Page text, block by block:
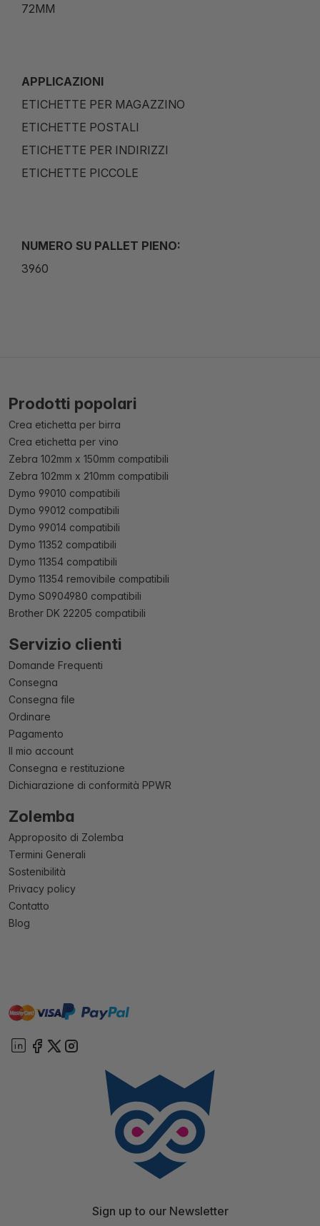
72MM
APPLICAZIONI
ETICHETTE PER MAGAZZINO
ETICHETTE POSTALI
ETICHETTE PER INDIRIZZI
ETICHETTE PICCOLE
NUMERO SU PALLET PIENO:
3960
Prodotti popolari
Crea etichetta per birra
Crea etichetta per vino
Zebra 102mm x 150mm compatibili
Zebra 102mm x 210mm compatibili
Dymo 99010 compatibili
Dymo 99012 compatibili
Dymo 99014 compatibili
Dymo 11352 compatibili
Dymo 11354 compatibili
Dymo 11354 removibile compatibili
Dymo S0904980 compatibili
Brother DK 22205 compatibili
Servizio clienti
Domande Frequenti
Consegna
Consegna file
Ordinare
Pagamento
Il mio account
Consegna e restituzione
Dichiarazione di conformità PPWR
Zolemba
Approposito di Zolemba
Termini Generali
Sostenibilità
Privacy policy
Contatto
Blog
mastervisa paypal
Sign up to our Newsletter